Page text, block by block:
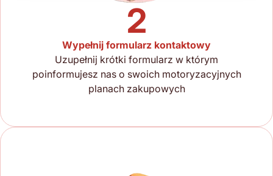
2
Wypełnij formularz kontaktowy
Uzupełnij krótki formularz w którym
poinformujesz nas o swoich motoryzacyjnych
planach zakupowych